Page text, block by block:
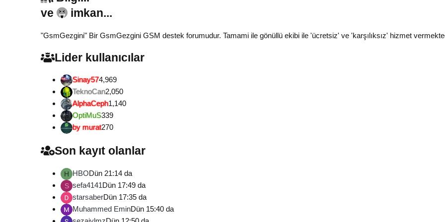
ve
imkan...
"GsmGezgini" Bir GsmGezgini GSM destek forumudur. Tamami ile gönüllü ekibi ile 'ücretsiz' ve 'karşılıksız' hizmet
Lider kullanıcılar
Sinay574,969
TeknoCan2,050
AlphaCeph1,140
OptiMuS339
by murat270
Son kayıt olanlar
H HBODün 21:14 da
S sefa4141Dün 17:49 da
starsaberDün 17:35 da
Muhammed EminDün 15:40 da